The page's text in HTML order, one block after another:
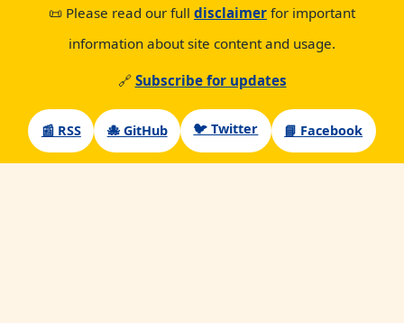
📜 Please read our full disclaimer for important
information about site content and usage.
🔗 Subscribe for updates
📰 RSS 🐙 GitHub 🐦 Twitter 📘 Facebook